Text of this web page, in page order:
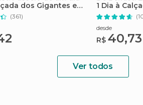
dos Gigantes e
Thrones
(361)
1 Dia à
desde
R$ 40,73
Ver todos